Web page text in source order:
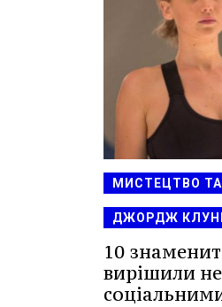
МИСТЕЦТВО ТА
ДЖОРДЖ КЛУНІ
10
вирішили